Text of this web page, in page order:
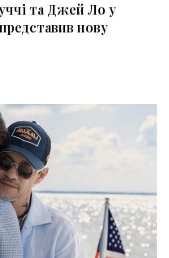
та Джей Ло у
нову